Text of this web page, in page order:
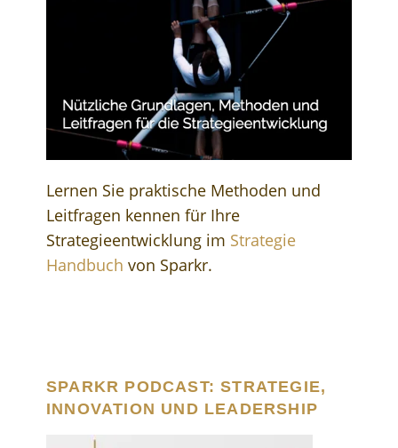
Lernen Sie praktische Methoden und
Leitfragen kennen für Ihre
Strategieentwicklung im Strategie
Handbuch von Sparkr.
SPARKR PODCAST: STRATEGIE,
INNOVATION UND LEADERSHIP